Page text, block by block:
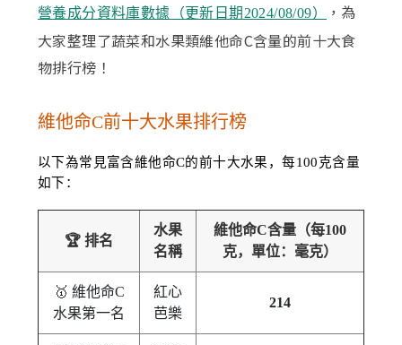
營養成分資料庫數據（更新日期2024/08/09）
，為
大家整理了蔬菜和水果類維他命C含量的前十大食
物排行榜！
維他命C前十大水果排行榜
以下為常見富含維他命C的前十大水果，每100克含量
如下：
🏆 排名
水果
名稱
維他命C含量（每100
克，單位：毫克）
🥇 維他命C
水果第一名
紅心
芭樂
214